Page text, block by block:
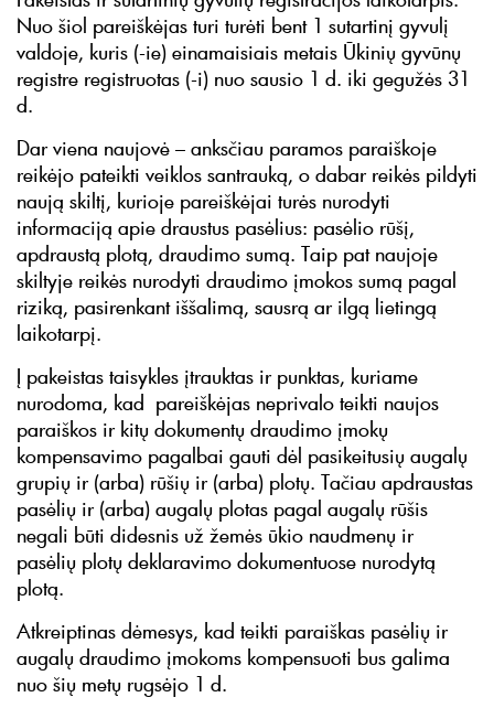
Nuo šiol pareiškėjas turi turėti bent 1 sutartinį gyvulį
valdoje, kuris (-ie) einamaisiais metais Ūkinių gyvūnų
registre registruotas (-i) nuo sausio 1 d. iki gegužės 31
d.
Dar viena naujovė – anksčiau paramos paraiškoje
reikėjo pateikti veiklos santrauką, o dabar reikės pildyti
naują skiltį, kurioje pareiškėjai turės nurodyti
informaciją apie draustus pasėlius: pasėlio rūšį,
apdraustą plotą, draudimo sumą. Taip pat naujoje
skiltyje reikės nurodyti draudimo įmokos sumą pagal
riziką, pasirenkant iššalimą, sausrą ar ilgą lietingą
laikotarpį.
Į pakeistas taisykles įtrauktas ir punktas, kuriame
nurodoma, kad pareiškėjas neprivalo teikti naujos
paraiškos ir kitų dokumentų draudimo įmokų
kompensavimo pagalbai gauti dėl pasikeitusių augalų
grupių ir (arba) rūšių ir (arba) plotų. Tačiau apdraustas
pasėlių ir (arba) augalų plotas pagal augalų rūšis
negali būti didesnis už žemės ūkio naudmenų ir
pasėlių plotų deklaravimo dokumentuose nurodytą
plotą.
Atkreiptinas dėmesys, kad teikti paraiškas pasėlių ir
augalų draudimo įmokoms kompensuoti bus galima
nuo šių metų rugsėjo 1 d.